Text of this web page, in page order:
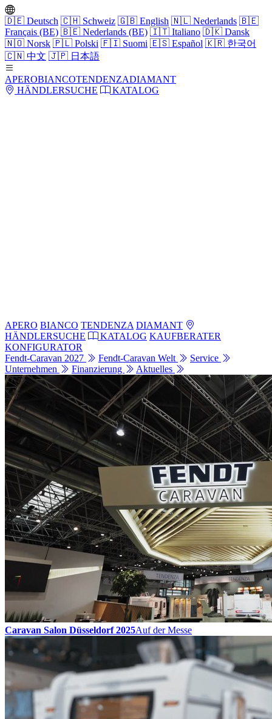
🇩🇪 Deutsch 🇨🇭 Schweiz 🇬🇧 English 🇳🇱 Nederlands 🇧🇪
Français (BE) 🇧🇪 Nederlands (BE) 🇮🇹 Italiano 🇩🇰 Dansk
🇳🇴 Norsk 🇵🇱 Polski 🇫🇮 Suomi 🇪🇸 Español 🇰🇷 한국어
🇨🇳 中文 🇯🇵 日本語
APEROBIANCOTENDENZADIAMANT
HÄNDLERSUCHE
KATALOG
APERO BIANCO TENDENZA DIAMANT
HÄNDLERSUCHE
KATALOG KAUFBERATER
KONFIGURATOR
Fendt-Caravan 2027
Fendt-Caravan Welt
Service
Unternehmen
Finanzierung Aktuelles
Caravan Salon Düsseldorf 2025Auf der Messe